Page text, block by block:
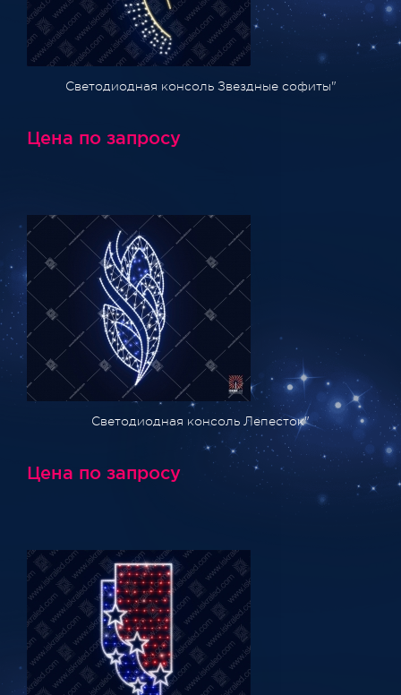
Светодиодная консоль Звездные софиты"
Цена по запросу
Светодиодная консоль Лепесток"
Цена по запросу